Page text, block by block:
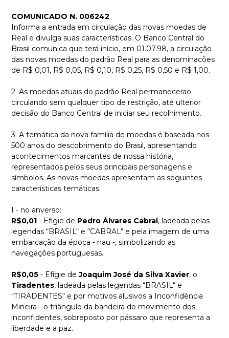
COMUNICADO N. 006242
Informa a entrada em circulação das novas moedas de
Real e divulga suas características. O Banco Central do
Brasil comunica que terá início, em 01.07.98, a circulação
das novas moedas do padrão Real para as denominacões
de R$ 0,01, R$ 0,05, R$ 0,10, R$ 0,25, R$ 0,50 e R$ 1,00.
2. As moedas atuais do padrão Real permanecerao
circulando sem qualquer tipo de restrição, até ulterior
decisão do Banco Central de iniciar seu recolhimento.
3. A temática da nova família de moedas é baseada nos
500 anos do descobrimento do Brasil, apresentando
acontecimentos marcantes de nossa história,
representados pelos seus principais personagens e
símbolos. As novas moedas apresentam as seguintes
características temáticas:
I - no anverso:
R$0,01 - Efígie de Pedro Álvares Cabral, ladeada pelas
legendas “BRASIL“ e “CABRAL“ e pela imagem de uma
embarcação da época - nau -, simbolizando as
navegações portuguesas.
R$0,05 - Efígie deJoaquim José da Silva Xavier, o
Tiradentes, ladeada pelas legendas “BRASIL“ e
“TIRADENTES“ e por motivos alusivos a Inconfidência
Mineira - o triângulo da bandeira do movimento dos
inconfidentes, sobreposto por pássaro que representa a
liberdade e a paz.